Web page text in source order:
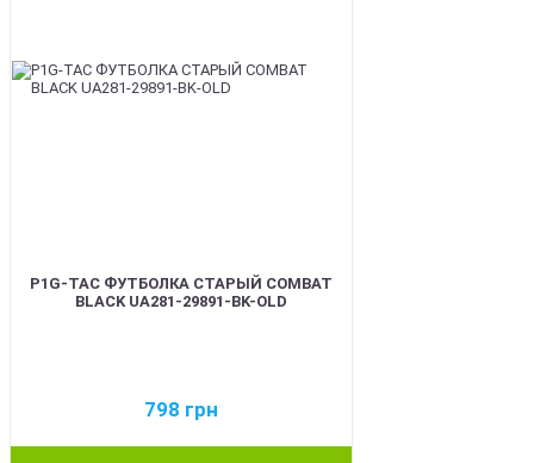
P1G-TAC ФУТБОЛКА СТАРЫЙ COMBAT
BLACK UA281-29891-BK-OLD
798 грн